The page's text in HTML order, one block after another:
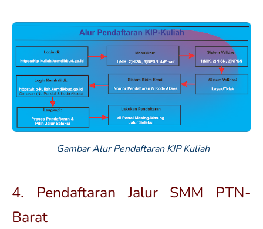
Gambar Alur Pendaftaran KIP Kuliah
4. Pendaftaran Jalur SMM PTN-
Barat